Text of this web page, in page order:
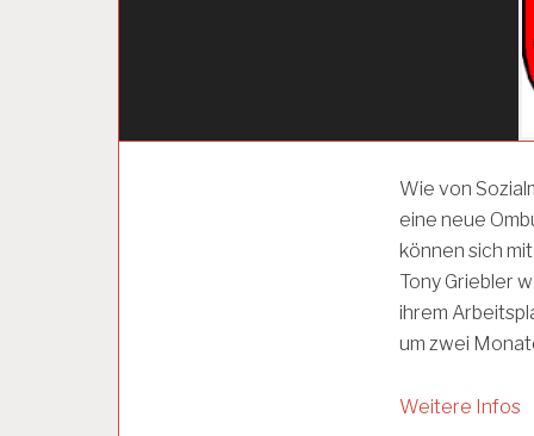
Wie von
eine neue
können sich
Tony Griebler
ihrem
um zwei
Weitere Infos